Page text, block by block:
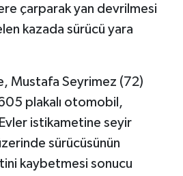
çarparak yan devrilmesi
kazada sürücü yara
Mustafa Seyrimez (72)
plakalı otomobil,
istikametine seyir
sürücüsünün
kaybetmesi sonucu